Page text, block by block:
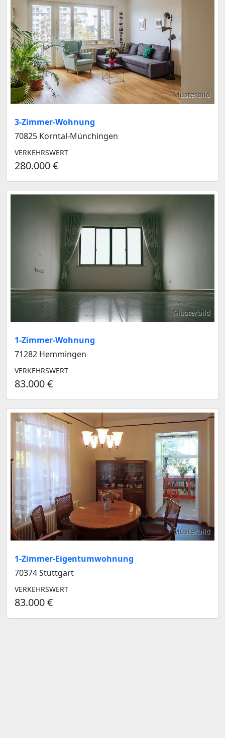
Musterbild
3-Zimmer-Wohnung
70825 Korntal-Münchingen
VERKEHRSWERT
280.000 €
Musterbild
1-Zimmer-Wohnung
71282 Hemmingen
VERKEHRSWERT
83.000 €
Musterbild
1-Zimmer-Eigentumwohnung
70374 Stuttgart
VERKEHRSWERT
83.000 €